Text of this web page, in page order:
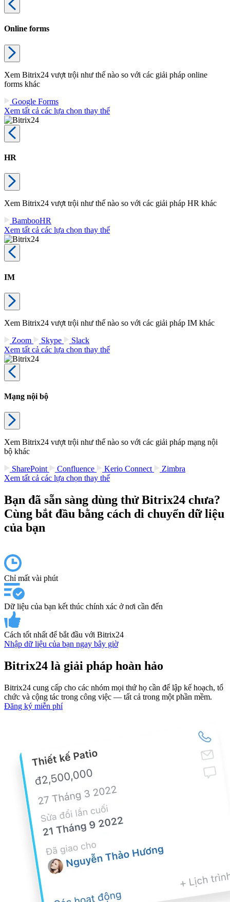
Online forms
Xem Bitrix24 vượt trội như thế nào so với các giải pháp online
forms khác
Google Forms
Xem tất cả các lựa chọn thay thế
HR
Xem Bitrix24 vượt trội như thế nào so với các giải pháp HR khác
BambooHR
Xem tất cả các lựa chọn thay thế
IM
Xem Bitrix24 vượt trội như thế nào so với các giải pháp IM khác
Zoom
Skype
Slack
Xem tất cả các lựa chọn thay thế
Mạng nội bộ
Xem Bitrix24 vượt trội như thế nào so với các giải pháp mạng nội
bộ khác
SharePoint
Confluence Kerio Connect
Zimbra
Xem tất cả các lựa chọn thay thế
Bạn đã sẵn sàng dùng thử Bitrix24 chưa?
Cùng bắt đầu bằng cách di chuyển dữ liệu
của bạn
Chỉ mất vài phút
Dữ liệu của bạn kết thúc chính xác ở nơi cần đến
Cách tốt nhất để bắt đầu với Bitrix24
Nhập dữ liệu của bạn ngay bây giờ
Bitrix24 là giải pháp hoàn hảo
Bitrix24 cung cấp cho các nhóm mọi thứ họ cần để lập kế hoạch, tổ
chức và cộng tác trong công việc — tất cả trong một phần mềm.
Đăng ký miễn phí